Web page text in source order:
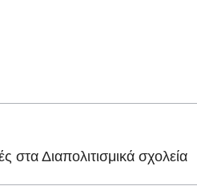
στα Διαπολιτισμικά σχολεία